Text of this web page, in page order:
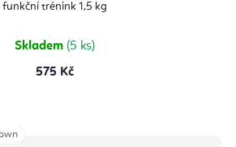
funkční trénink 1,5 kg
Skladem (5 ks)
575 Kč